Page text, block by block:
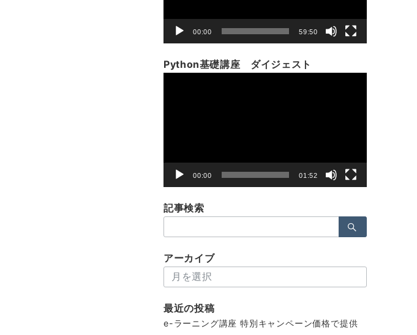
00:00 59:50
Python基礎講座 ダイジェスト
00:00 01:52
記事検索
索：
アーカイブ
ー
イ
ブ
最近の投稿
e-ラーニング講座 特別キャンペーン価格で提供